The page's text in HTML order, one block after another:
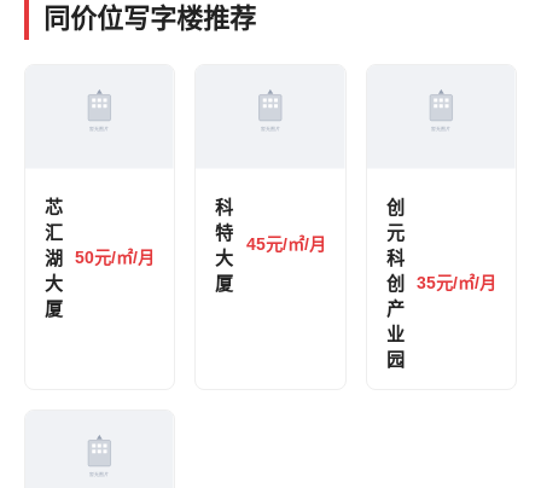
同价位写字楼推荐
芯
汇
湖
大
厦
50元/㎡/月
科
特
大
厦
45元/㎡/月
创
元
科
创
产
业
园
35元/㎡/月